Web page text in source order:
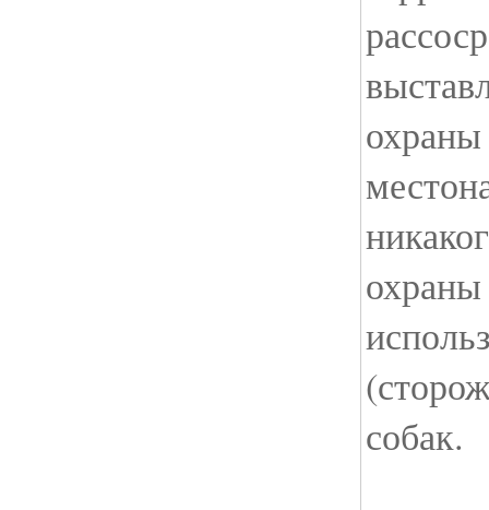
собак.